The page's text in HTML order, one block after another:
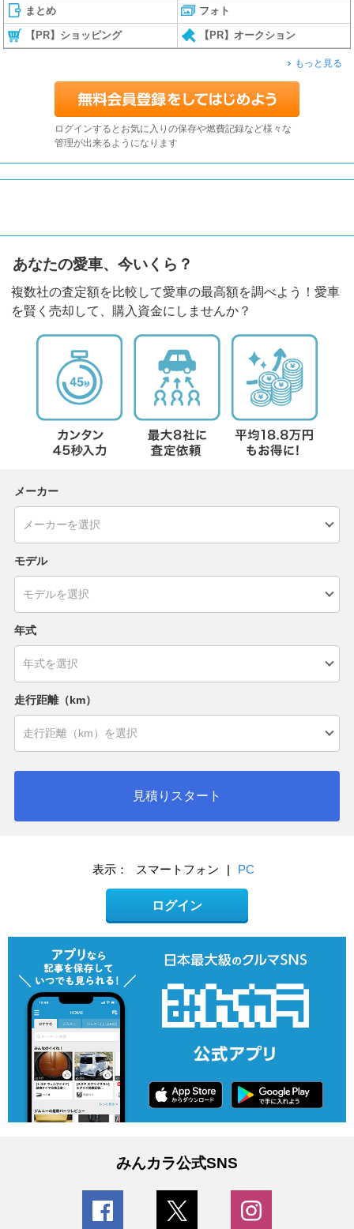
まとめ フォト
【PR】ショッピング 【PR】オークション
もっと見る
ログインするとお気に入りの保存や燃費記録など様々な
管理が出来るようになります
あなたの愛車、今いくら？
複数社の査定額を比較して愛車の最高額を調べよう！愛車
を賢く売却して、購入資金にしませんか？
メーカー
モデル
年式
走行距離（km）
見積りスタート
表示： スマートフォン | PC
ログイン
みんカラ公式SNS